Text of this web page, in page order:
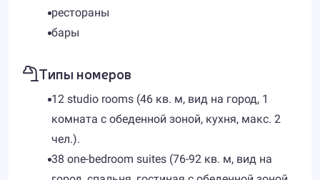
рестораны
бары
Типы номеров
12 studio rooms (46 кв. м, вид на город, 1
комната с обеденной зоной, кухня, макс. 2
чел.).
38 one-bedroom suites (76-92 кв. м, вид на